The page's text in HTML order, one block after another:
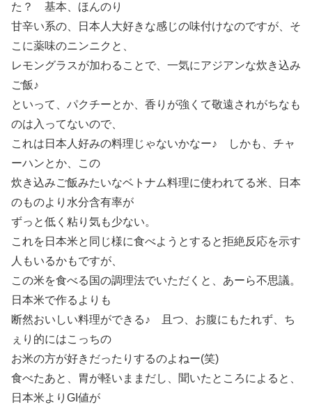
た？ 基本、ほんのり
甘辛い系の、日本人大好きな感じの味付けなのですが、そ
こに薬味のニンニクと、
レモングラスが加わることで、一気にアジアンな炊き込み
ご飯♪
といって、パクチーとか、香りが強くて敬遠されがちなも
のは入ってないので、
これは日本人好みの料理じゃないかなー♪ しかも、チャ
ーハンとか、この
炊き込みご飯みたいなベトナム料理に使われてる米、日本
のものより水分含有率が
ずっと低く粘り気も少ない。
これを日本米と同じ様に食べようとすると拒絶反応を示す
人もいるかもですが、
この米を食べる国の調理法でいただくと、あーら不思議。
日本米で作るよりも
断然おいしい料理ができる♪ 且つ、お腹にもたれず、ち
ぇり的にはこっちの
お米の方が好きだったりするのよねー(笑)
食べたあと、胃が軽いままだし、聞いたところによると、
日本米よりGI値が